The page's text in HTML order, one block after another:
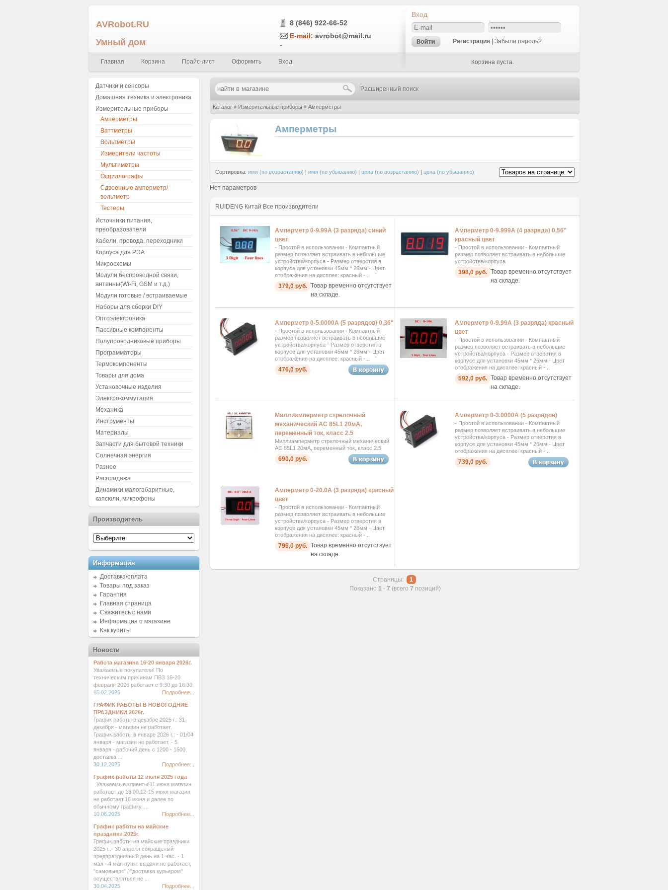
AVRobot.RU
Умный дом
8 (846) 922-66-52
E-mail: avrobot@mail.ru
-
Главная Корзина Прайс-лист Оформить Вход
Вход
Регистрация Забыли пароль?
Корзина пуста.
Расширенный поиск
Каталог » Измерительные приборы » Амперметры
Амперметры
Сортировка: имя (по возрастанию) | имя (по убыванию) | цена (по возрастанию) | цена (по убыванию)
Нет параметров
RUIDENG Китай Все производители
Амперметр 0-9.99А (3 разряда) синий
цвет
- Простой в использовании - Компактный
размер позволяет встраивать в небольшие
устройства/корпуса - Размер отверстия в
корпусе для установки 45мм * 26мм - Цвет
отображения на дисплее: красный -...
379,0 руб. Товар временно отсутствует
на складе.
Амперметр 0-9.999А (4 разряда) 0,56"
красный цвет
- Простой в использовании - Компактный
размер позволяет встраивать в небольшие
устройства/корпуса
398,0 руб. Товар временно отсутствует
на складе.
Амперметр 0-5.0000А (5 разрядов) 0,36"
- Простой в использовании - Компактный
размер позволяет встраивать в небольшие
устройства/корпуса - Размер отверстия в
корпусе для установки 45мм * 26мм - Цвет
отображения на дисплее: красный -...
476,0 руб.
Амперметр 0-9.99А (3 разряда) красный
цвет
- Простой в использовании - Компактный
размер позволяет встраивать в небольшие
устройства/корпуса - Размер отверстия в
корпусе для установки 45мм * 26мм - Цвет
отображения на дисплее: красный -...
592,0 руб. Товар временно отсутствует
на складе.
Миллиамперметр стрелочный
механический AC 85L1 20мА,
переменный ток, класс 2.5
Миллиамперметр стрелочный механический
AC 85L1 20мА, переменный ток, класс 2.5
690,0 руб.
Амперметр 0-3.0000А (5 разрядов)
- Простой в использовании - Компактный
размер позволяет встраивать в небольшие
устройства/корпуса - Размер отверстия в
корпусе для установки 45мм * 26мм - Цвет
отображения на дисплее: красный -...
739,0 руб.
Амперметр 0-20.0А (3 разряда) красный
цвет
- Простой в использовании - Компактный
размер позволяет встраивать в небольшие
устройства/корпуса - Размер отверстия в
корпусе для установки 45мм * 26мм - Цвет
отображения на дисплее: красный -...
796,0 руб. Товар временно отсутствует
на складе.
Страницы:
1
Показано 1 - 7 (всего 7 позиций)
Датчики и сенсоры
Домашняя техника и электроника
Измерительные приборы
Амперметры
Ваттметры
Вольтметры
Измерители частоты
Мультиметры
Осциллографы
Сдвоенные амперметр/
вольтметр
Тестеры
Источники питания,
преобразователи
Кабели, провода, переходники
Корпуса для РЭА
Микросхемы
Модули беспроводной связи,
антенны(Wi-Fi, GSM и т.д.)
Модули готовые / встраиваемые
Наборы для сборки DIY
Оптоэлектроника
Пассивные компоненты
Полупроводниковые приборы
Программаторы
Термокомпоненты
Товары для дома
Установочные изделия
Электрокоммутация
Механика
Инструменты
Материалы
Запчасти для бытовой техники
Солнечная энергия
Разное
Распродажа
Динамики малогабаритные,
капсюли, микрофоны
Производитель
Информация
Доставка/оплата
Товары под заказ
Гарантия
Главная страница
Свяжитесь с нами
Информация о магазине
Как купить
Новости
Работа магазина 16-20 января 2026г.
Уважаемые покупатели! По
техническим причинам ПВЗ 16-20
февраля 2026 работает с 9.30 до 16.30.
15.02.2026
Подробнее...
ГРАФИК РАБОТЫ В НОВОГОДНИЕ
ПРАЗДНИКИ 2026г.
График работы в декабре 2025 г.: 31
декабря - магазин не работает.
График работы в январе 2026 г.: - 01/04
января - магазин не работает. - 5
января - рабочий день с 1200 - 1600,
доставка ...
30.12.2025
Подробнее...
График работы 12 июня 2025 года
Уважаемые клиенты!11 июня магазин
работает до 18:00.12-15 июня магазин
не работает.16 июня и далее по
обычному графику. ...
10.06.2025
Подробнее...
График работы на майские
праздники 2025г.
График работы на майские праздники
2025 г.:- 30 апреля сокращеный
предпраздничный день на 1 час. - 1
мая - 4 мая пункт выдачи не работает,
"самовывоз" / "доставка курьером"
осуществляться не ...
30.04.2025
Подробнее...